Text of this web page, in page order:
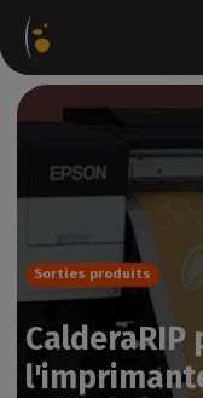
Packages
logiciels
Sorties produits
CalderaRIP